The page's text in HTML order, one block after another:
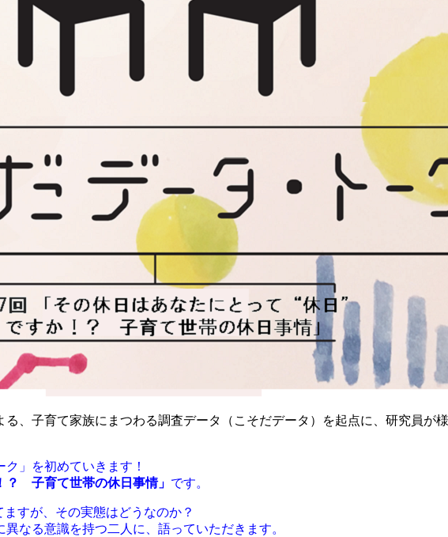
る、子育て家族にまつわる調査データ（こそだデータ）を起点に、研究員が
」を初めていきます！
？ 子育て世帯の休日事情」 です。
すが、その実態はどうなのか？
なる意識を持つ二人に、語っていただきます。